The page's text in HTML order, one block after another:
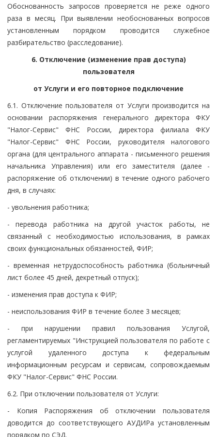
Обоснованность запросов проверяется не реже одного
раза в месяц. При выявлении необоснованных вопросов
установленным порядком проводится служебное
разбирательство (расследование).
6. Отключение (изменение прав доступа)
пользователя
от Услуги и его повторное подключение
6.1. Отключение пользователя от Услуги производится на
основании распоряжения генерального директора ФКУ
"Налог-Сервис" ФНС России, директора филиала ФКУ
"Налог-Сервис" ФНС России, руководителя налогового
органа (для центрального аппарата - письменного решения
начальника Управления) или его заместителя (далее -
распоряжение об отключении) в течение одного рабочего
дня, в случаях:
- увольнения работника;
- перевода работника на другой участок работы, не
связанный с необходимостью использования, в рамках
своих функциональных обязанностей, ФИР;
- временная нетрудоспособность работника (больничный
лист более 45 дней, декретный отпуск);
- изменения прав доступа к ФИР;
- неиспользования ФИР в течение более 3 месяцев;
- при нарушении правил пользования Услугой,
регламентируемых "Инструкцией пользователя по работе с
услугой удаленного доступа к федеральным
информационным ресурсам и сервисам, сопровождаемым
ФКУ "Налог-Сервис" ФНС России.
6.2. При отключении пользователя от Услуги:
- Копия Распоряжения об отключении пользователя
доводится до соответствующего АУДИРа установленным
порядком по СЭД.